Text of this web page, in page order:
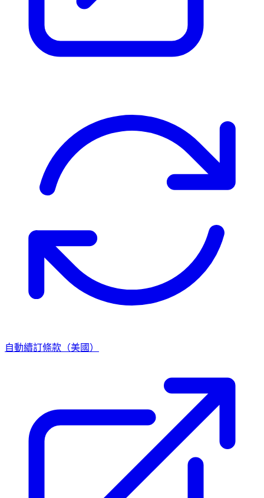
自動續訂條款（美國）